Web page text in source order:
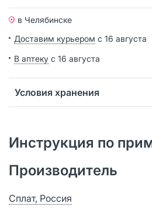
в Челябинске
Доставим курьером с 16 августа
В аптеку с 16 августа
Условия хранения
Инструкция по
Производитель
Сплат, Россия